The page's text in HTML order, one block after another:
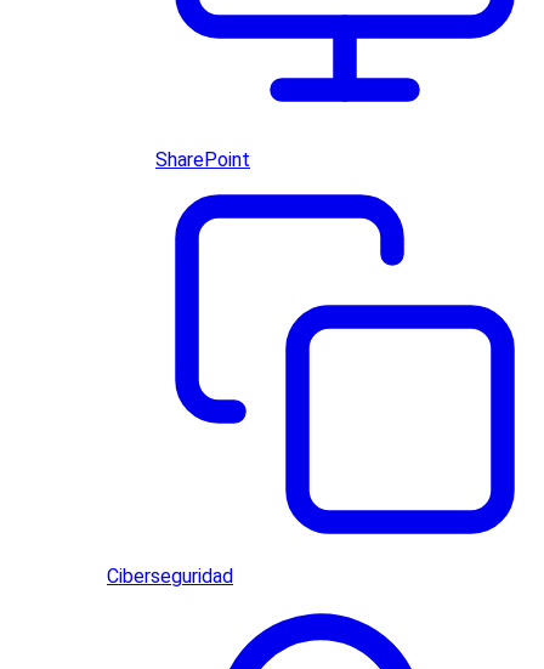
SharePoint
Ciberseguridad